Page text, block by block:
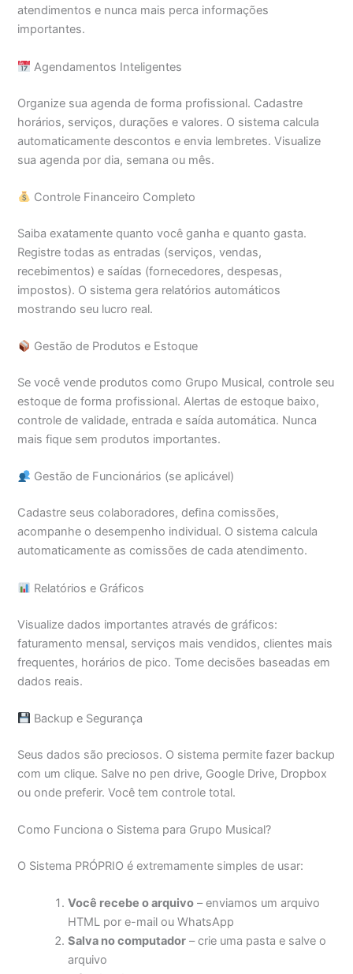
atendimentos e nunca mais perca informações
importantes.
Agendamentos Inteligentes
Organize sua agenda de forma profissional. Cadastre
horários, serviços, durações e valores. O sistema calcula
automaticamente descontos e envia lembretes. Visualize
sua agenda por dia, semana ou mês.
Controle Financeiro Completo
Saiba exatamente quanto você ganha e quanto gasta.
Registre todas as entradas (serviços, vendas,
recebimentos) e saídas (fornecedores, despesas,
impostos). O sistema gera relatórios automáticos
mostrando seu lucro real.
Gestão de Produtos e Estoque
Se você vende produtos como Grupo Musical, controle seu
estoque de forma profissional. Alertas de estoque baixo,
controle de validade, entrada e saída automática. Nunca
mais fique sem produtos importantes.
Gestão de Funcionários (se aplicável)
Cadastre seus colaboradores, defina comissões,
acompanhe o desempenho individual. O sistema calcula
automaticamente as comissões de cada atendimento.
Relatórios e Gráficos
Visualize dados importantes através de gráficos:
faturamento mensal, serviços mais vendidos, clientes mais
frequentes, horários de pico. Tome decisões baseadas em
dados reais.
Backup e Segurança
Seus dados são preciosos. O sistema permite fazer backup
com um clique. Salve no pen drive, Google Drive, Dropbox
ou onde preferir. Você tem controle total.
Como Funciona o Sistema para Grupo Musical?
O Sistema PRÓPRIO é extremamente simples de usar:
Você recebe o arquivo – enviamos um arquivo
HTML por e-mail ou WhatsApp
Salva no computador – crie uma pasta e salve o
arquivo